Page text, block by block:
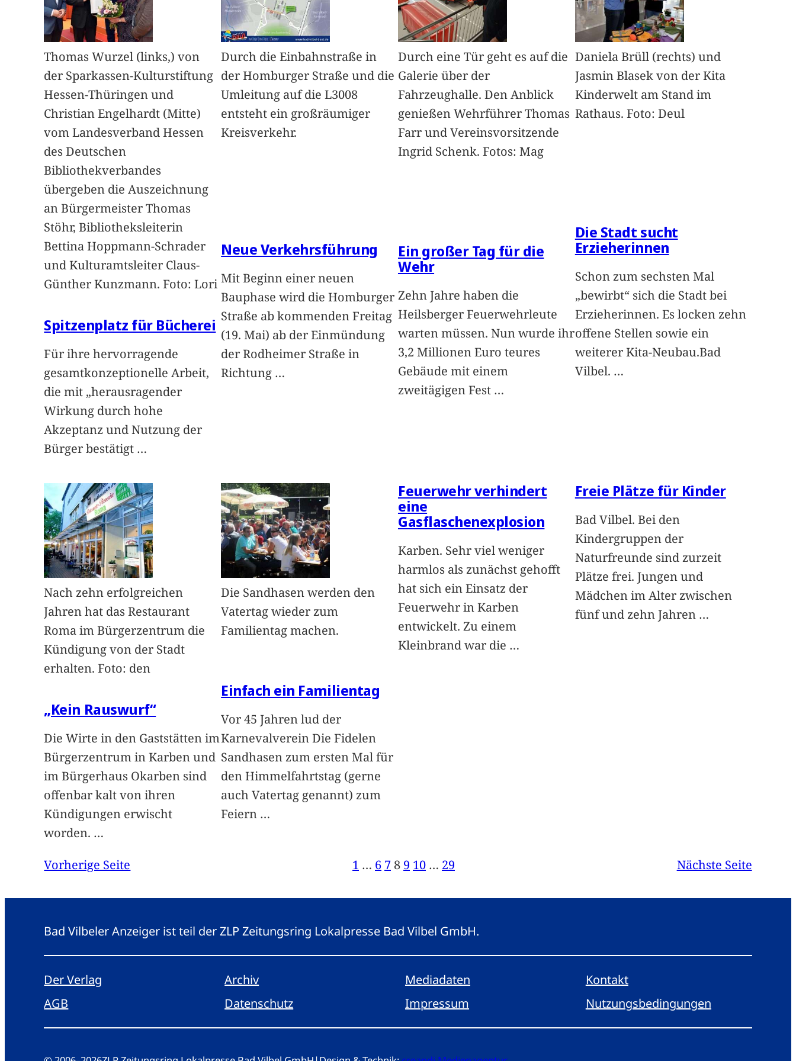
Thomas Wurzel (links,) von
der Sparkassen-Kulturstiftung
Hessen-Thüringen und
Christian Engelhardt (Mitte)
vom Landesverband Hessen
des Deutschen
Bibliothekverbandes
übergeben die Auszeichnung
an Bürgermeister Thomas
Stöhr, Bibliotheksleiterin
Bettina Hoppmann-Schrader
und Kulturamtsleiter Claus-
Günther Kunzmann. Foto: Lori
Spitzenplatz für Bücherei
Für ihre hervorragende
gesamtkonzeptionelle Arbeit,
die mit „herausragender
Wirkung durch hohe
Akzeptanz und Nutzung der
Bürger bestätigt …
Durch die Einbahnstraße in
der Homburger Straße und die
Umleitung auf die L3008
entsteht ein großräumiger
Kreisverkehr.
Neue Verkehrsführung
Mit Beginn einer neuen
Bauphase wird die Homburger
Straße ab kommenden Freitag
(19. Mai) ab der Einmündung
der Rodheimer Straße in
Richtung …
Durch eine Tür geht es auf die
Galerie über der
Fahrzeughalle. Den Anblick
genießen Wehrführer Thomas
Farr und Vereinsvorsitzende
Ingrid Schenk. Fotos: Mag
Ein großer Tag für die
Wehr
Zehn Jahre haben die
Heilsberger Feuerwehrleute
warten müssen. Nun wurde ihr
3,2 Millionen Euro teures
Gebäude mit einem
zweitägigen Fest …
Daniela Brüll (rechts) und
Jasmin Blasek von der Kita
Kinderwelt am Stand im
Rathaus. Foto: Deul
Die Stadt sucht
Erzieherinnen
Schon zum sechsten Mal
„bewirbt“ sich die Stadt bei
Erzieherinnen. Es locken zehn
offene Stellen sowie ein
weiterer Kita-Neubau.Bad
Vilbel. …
Nach zehn erfolgreichen
Jahren hat das Restaurant
Roma im Bürgerzentrum die
Kündigung von der Stadt
erhalten. Foto: den
„Kein Rauswurf“
Die Wirte in den Gaststätten im
Bürgerzentrum in Karben und
im Bürgerhaus Okarben sind
offenbar kalt von ihren
Kündigungen erwischt
worden. …
Die Sandhasen werden den
Vatertag wieder zum
Familientag machen.
Einfach ein Familientag
Vor 45 Jahren lud der
Karnevalverein Die Fidelen
Sandhasen zum ersten Mal für
den Himmelfahrtstag (gerne
auch Vatertag genannt) zum
Feiern …
Feuerwehr verhindert
eine
Gasflaschenexplosion
Karben. Sehr viel weniger
harmlos als zunächst gehofft
hat sich ein Einsatz der
Feuerwehr in Karben
entwickelt. Zu einem
Kleinbrand war die …
Freie Plätze für Kinder
Bad Vilbel. Bei den
Kindergruppen der
Naturfreunde sind zurzeit
Plätze frei. Jungen und
Mädchen im Alter zwischen
fünf und zehn Jahren …
Vorherige Seite 1 … 6 7 8 9 10 … 29 Nächste Seite
Bad Vilbeler Anzeiger ist teil der ZLP Zeitungsring Lokalpresse Bad Vilbel GmbH.
Der Verlag Archiv Mediadaten
Kontakt
AGB
Datenschutz Impressum Nutzungsbedingungen